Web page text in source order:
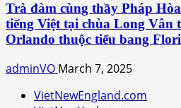
Trà đàm cùng thầy Pháp
tiếng Việt tại chùa Long Vân
Orlando thuộc tiểu bang
adminVO March 7, 2025
VietNewEngland.com